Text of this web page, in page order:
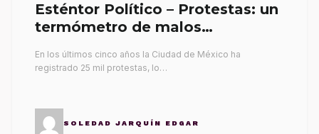
Esténtor Político – Protestas: un
termómetro de malos
En los últimos cinco años la Ciudad de México ha
registrado 25 mil protestas, lo…
SOLEDAD JARQUÍN EDGAR